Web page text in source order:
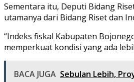
Sementara itu, Deputi Bidang
utamanya dari Bidang Riset dan
“Indeks fiskal Kabupaten
memperkuat kondisi yang ada
BACA JUGA Sebulan Lebih,